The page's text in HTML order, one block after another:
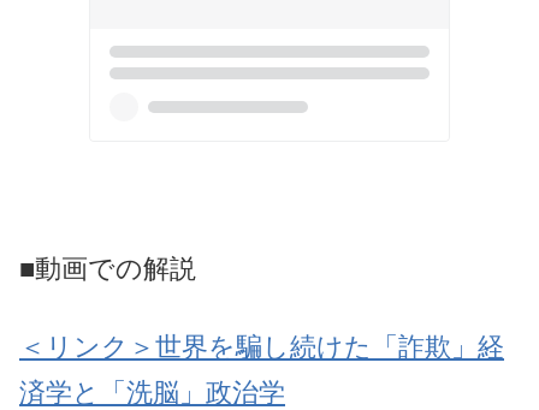
■動画での解説
＜リンク＞世界を騙し続けた「詐欺」経
済学と「洗脳」政治学